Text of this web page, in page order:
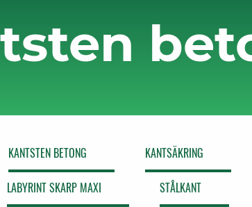
KANTSTEN BETONG KANTSÄKRING
LABYRINT SKARP MAXI STÅLKANT